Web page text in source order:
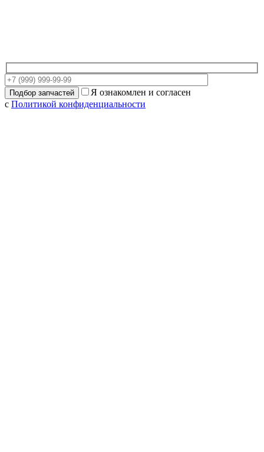
Я ознакомлен и согласен
с Политикой конфиденциальности